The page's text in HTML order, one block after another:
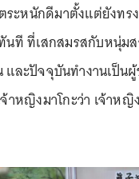
ะหนักดีมาตั้งแต่ยังทรง
ที ที่เสกสมรสกับหนุ่ม
และปัจจุบันทำงานเป็
หญิงมาโกะว่า เจ้าหญิ